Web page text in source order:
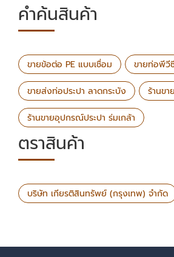
คำค้นสินค้า
ขายข้อต่อ PE แบบเชื่อม ขายท่อพีวี
ขายส่งท่อประปา ลาดกระบัง ร้านขา
ร้านขายอุปกรณ์ประปา ร่มเกล้า
ตราสินค้า
บริษัท เกียรติสินทรัพย์ (กรุงเทพ) จำกัด